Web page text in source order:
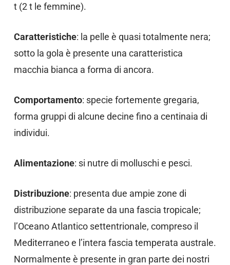
t (2 t le femmine).
Caratteristiche: la pelle è quasi totalmente nera;
sotto la gola è presente una caratteristica
macchia bianca a forma di ancora.
Comportamento: specie fortemente gregaria,
forma gruppi di alcune decine fino a centinaia di
individui.
Alimentazione: si nutre di molluschi e pesci.
Distribuzione: presenta due ampie zone di
distribuzione separate da una fascia tropicale;
l’Oceano Atlantico settentrionale, compreso il
Mediterraneo e l’intera fascia temperata australe.
Normalmente è presente in gran parte dei nostri